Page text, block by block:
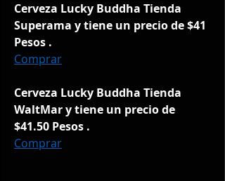
Cerveza Lucky Buddha Tienda
Superama y tiene un precio de $41
Pesos .
Comprar
Cerveza Lucky Buddha Tienda
WaltMar y tiene un precio de
$41.50 Pesos .
Comprar